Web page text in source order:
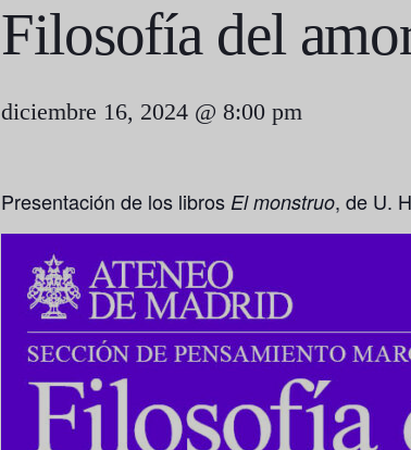
Filosofía del
diciembre 16, 2024 @ 8:00 pm
Presentación de los libros El monstruo, de U.